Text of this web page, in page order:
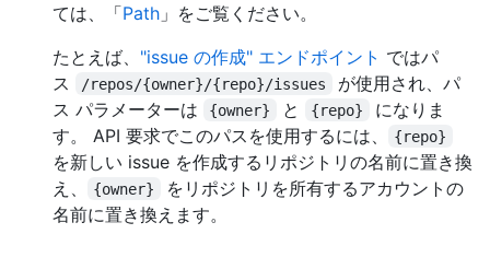
ては、「Path 」をご覧ください。
たとえば、 "issue の作成" エンドポイント ではパ
ス
/repos/{owner}/{repo}/issues
が使用され、パ
ス パラメーターは
{owner} と {repo}
になりま
す。 API 要求でこのパスを使用するには、
{repo}
を新しい issue を作成するリポジトリの名前に置き換
え、
{owner}
をリポジトリを所有するアカウントの
名前に置き換えます。